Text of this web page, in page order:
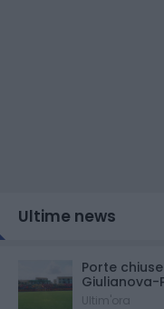
Ultime news
Porte
Giulianova-
Ultim'ora